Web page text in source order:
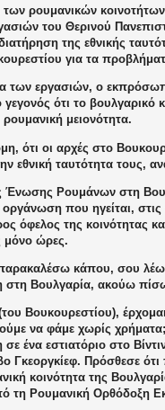
ρουμανικών
του Θερινού
της εθνικής
για τα
των εργασιών, ο
γεγονός ότι το
μειονότητα.
ότι οι αρχές στο
εθνική ταυτότητα τους,
Ρουμάνων στη
οργάνωση που ηγείται,
όφελος της κοινότητας
μόνο ώρες.
κάπου, σου λέω,
στη Βουλγαρία, ακούω
Βουκουρεστίου),
να φάμε χωρίς χρήματα;
ένα εστιατόριο στο
Γκεοργκίεφ. Πρόσθεσε ότι
κοινότητα της
τη Ρουμανική Ορθόδοξη